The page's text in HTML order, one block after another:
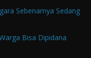
Sebenarnya Sedang
Bisa Dipidana